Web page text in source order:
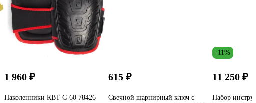
1 960 ₽
Наколенники КВТ С-60 78426
615 ₽
Свечной шарнирный ключ с
-11%
11 250 ₽
Набор